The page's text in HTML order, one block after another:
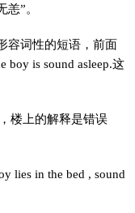
”。
容词性的短语，前面
boy is sound asleep.这
楼上的解释是错误
lies in the bed , sound